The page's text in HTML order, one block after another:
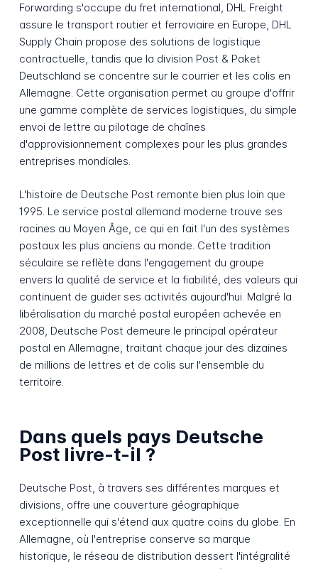
Forwarding s'occupe du fret international, DHL Freight
assure le transport routier et ferroviaire en Europe, DHL
Supply Chain propose des solutions de logistique
contractuelle, tandis que la division Post & Paket
Deutschland se concentre sur le courrier et les colis en
Allemagne. Cette organisation permet au groupe d'offrir
une gamme complète de services logistiques, du simple
envoi de lettre au pilotage de chaînes
d'approvisionnement complexes pour les plus grandes
entreprises mondiales.
L'histoire de Deutsche Post remonte bien plus loin que
1995. Le service postal allemand moderne trouve ses
racines au Moyen Âge, ce qui en fait l'un des systèmes
postaux les plus anciens au monde. Cette tradition
séculaire se reflète dans l'engagement du groupe
envers la qualité de service et la fiabilité, des valeurs qui
continuent de guider ses activités aujourd'hui. Malgré la
libéralisation du marché postal européen achevée en
2008, Deutsche Post demeure le principal opérateur
postal en Allemagne, traitant chaque jour des dizaines
de millions de lettres et de colis sur l'ensemble du
territoire.
Dans quels pays Deutsche
Post livre-t-il ?
Deutsche Post, à travers ses différentes marques et
divisions, offre une couverture géographique
exceptionnelle qui s'étend aux quatre coins du globe. En
Allemagne, où l'entreprise conserve sa marque
historique, le réseau de distribution dessert l'intégralité